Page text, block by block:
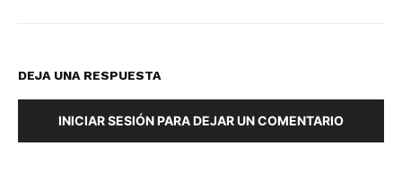
DEJA UNA RESPUESTA
INICIAR SESIÓN PARA DEJAR UN COMENTARIO